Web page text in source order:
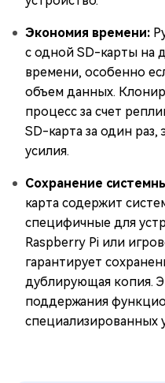
Экономия времени:
с одной SD-карты на
времени, особенно
объем данных.
процесс за счет
SD-карта за один
усилия.
Сохранение
карта содержит
специфичные для
Raspberry Pi или
гарантирует
дублирующая копия.
поддержания
специализированных